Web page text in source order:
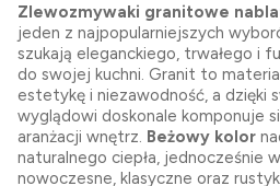
Zlewozmywaki granitowe
jeden z najpopularniejszych
szukają eleganckiego, trwałego i
do swojej kuchni. Granit to
estetykę i niezawodność, a dzięki
wyglądowi doskonale komponuje
aranżacji wnętrz. Beżowy kolor
naturalnego ciepła, jednocześnie
nowoczesne, klasyczne oraz